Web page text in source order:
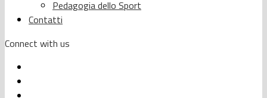
Pedagogia dello Sport
Contatti
Connect with us